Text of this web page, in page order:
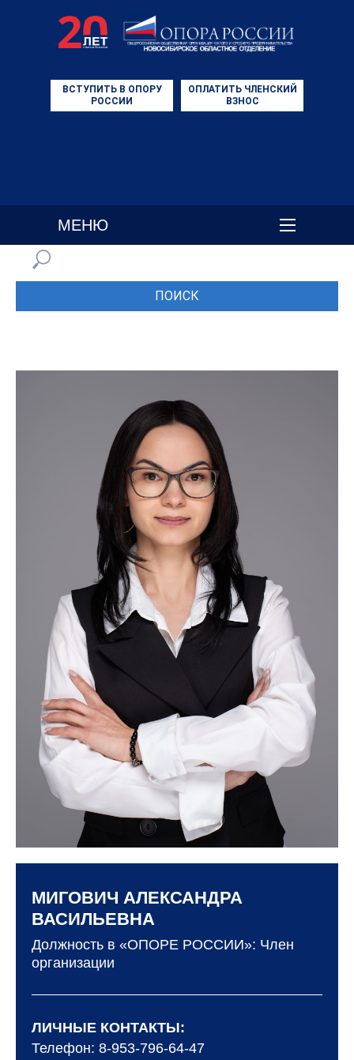
ВСТУПИТЬ В ОПОРУ
РОССИИ
ОПЛАТИТЬ ЧЛЕНСКИЙ
ВЗНОС
МЕНЮ
ПОИСК
МИГОВИЧ АЛЕКСАНДРА
ВАСИЛЬЕВНА
Должность в «ОПОРЕ РОССИИ»: Член
организации
ЛИЧНЫЕ КОНТАКТЫ:
Телефон: 8-953-796-64-47